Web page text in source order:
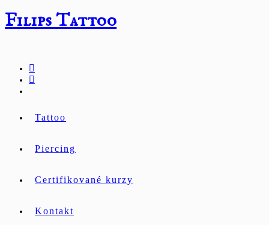
k
obsahu
Filips Tattoo
Tattoo
Piercing
Certifikované kurzy
Kontakt